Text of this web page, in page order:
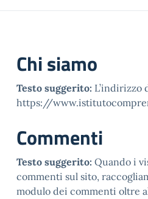
Chi siamo
Testo suggerito: L’indirizzo
https://
Commenti
Testo suggerito: Quando i
commenti sul sito,
modulo dei commenti oltre